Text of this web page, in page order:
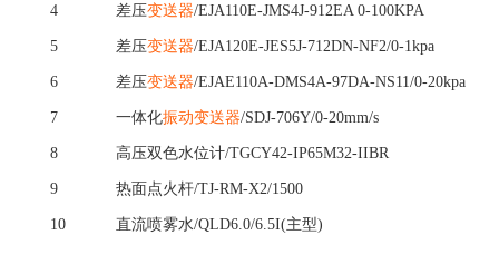
4 差压变送器/EJA110E-JMS4J-912EA 0-100KPA
5 差压变送器/EJA120E-JES5J-712DN-NF2/0-1kpa
6 差压变送器/EJAE110A-DMS4A-97DA-NS11/0-20kpa
7 一体化振动变送器/SDJ-706Y/0-20mm/s
8 高压双色水位计/TGCY42-IP65M32-IIBR
9 热面点火杆/TJ-RM-X2/1500
10 直流喷雾水/QLD6.0/6.5I(主型)